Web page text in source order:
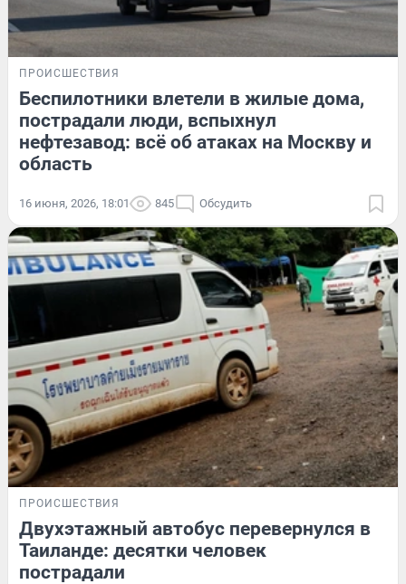
ПРОИСШЕСТВИЯ
Беспилотники влетели в жилые дома,
пострадали люди, вспыхнул
нефтезавод: всё об атаках на Москву и
область
16 июня, 2026, 18:01 845 Обсудить
ПРОИСШЕСТВИЯ
Двухэтажный автобус перевернулся в
Таиланде: десятки человек
пострадали